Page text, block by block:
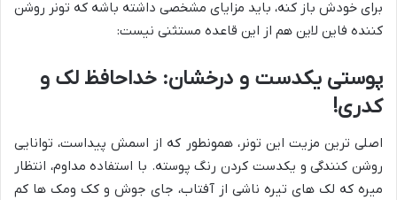
برای خودش باز کنه، باید مزایای مشخصی داشته باشه که تونر روشن
کننده فاین لاین هم از این قاعده مستثنی نیست:
پوستی یکدست و درخشان: خداحافظ لک و
کدری!
اصلی ترین مزیت این تونر، همونطور که از اسمش پیداست، توانایی
روشن کنندگی و یکدست کردن رنگ پوسته. با استفاده مداوم، انتظار
میره که لک های تیره ناشی از آفتاب، جای جوش و کک ومک ها کم